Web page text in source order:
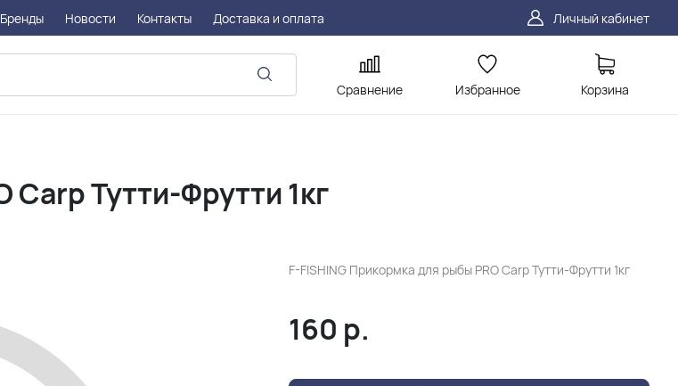
Бренды Новости Контакты Доставка и оплата Личный кабинет
Сравнение Избранное Корзина
Carp Тутти-Фрутти 1кг
F-FISHING Прикормка для рыбы PRO Carp Тутти-Фрутти 1кг
160 р.